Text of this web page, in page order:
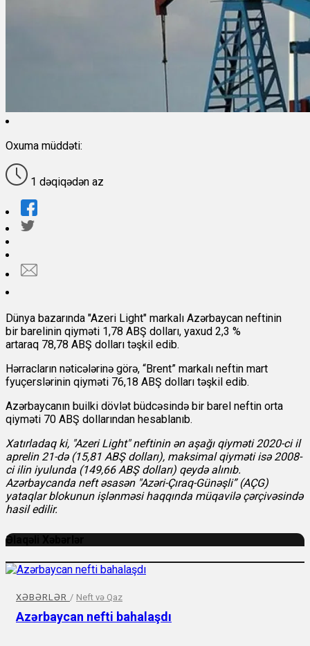
Oxuma müddəti:
1 dəqiqədən az
Dünya bazarında "Azeri Light" markalı Azərbaycan neftinin
bir barelinin qiyməti 1,78 ABŞ dolları, yaxud 2,3 %
artaraq 78,78 ABŞ dolları təşkil edib.
Hərracların nəticələrinə görə, “Brent” markalı neftin mart
fyuçerslərinin qiyməti 76,18 ABŞ dolları təşkil edib.
Azərbaycanın builki dövlət büdcəsində bir barel neftin orta
qiyməti 70 ABŞ dollarından hesablanıb.
Xatırladaq ki, "Azeri Light" neftinin ən aşağı qiyməti 2020-ci il
aprelin 21-də (15,81 ABŞ dolları), maksimal qiyməti isə 2008-
ci ilin iyulunda (149,66 ABŞ dolları) qeydə alınıb.
Azərbaycanda neft əsasən "Azəri-Çıraq-Günəşli” (AÇG)
yataqlar blokunun işlənməsi haqqında müqavilə çərçivəsində
hasil edilir.
Əlaqəli Xəbərlər
XƏBƏRLƏR / Neft və Qaz
Azərbaycan nefti bahalaşdı